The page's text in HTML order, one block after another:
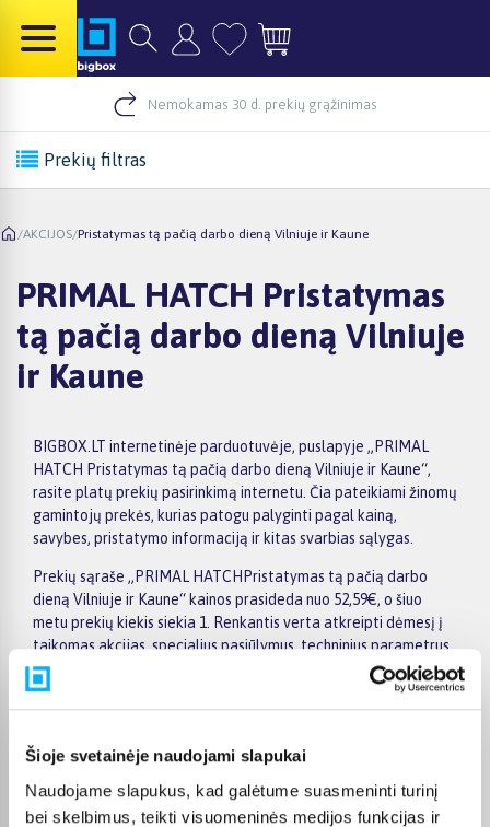
Šioje svetainėje naudojami slapukai
Naudojame slapukus, kad galėtume suasmeninti turinį
bei skelbimus, teikti visuomeninės medijos funkcijas ir
Nemokamas 30 d. prekių grąžinimas
Prekių filtras
/AKCIJOS/Pristatymas tą pačią darbo dieną Vilniuje ir Kaune
PRIMAL HATCH Pristatymas
tą pačią darbo dieną Vilniuje
ir Kaune
BIGBOX.LT internetinėje parduotuvėje, puslapyje „PRIMAL
HATCH Pristatymas tą pačią darbo dieną Vilniuje ir Kaune“,
rasite platų prekių pasirinkimą internetu. Čia pateikiami žinomų
gamintojų prekės, kurias patogu palyginti pagal kainą,
savybes, pristatymo informaciją ir kitas svarbias sąlygas.
Prekių sąraše „PRIMAL HATCHPristatymas tą pačią darbo
dieną Vilniuje ir Kaune“ kainos prasideda nuo 52,59€, o šiuo
metu prekių kiekis siekia 1. Renkantis verta atkreipti dėmesį į
taikomas akcijas, specialius pasiūlymus, techninius parametrus
bei papildomas pirkimo sąlygas, kad būtų lengviau išsirinkti
geriausiai jūsų poreikius atitinkantį variantą.
susiaurinti asortimentą ir greičiau rasti tinkamą prekę.
dieną Vilniuje ir Kaune“ pasiūlymus BIGBOX.LT, palyginkite
prekes ir pirkite internetu patogiai. Pasirinktą prekę